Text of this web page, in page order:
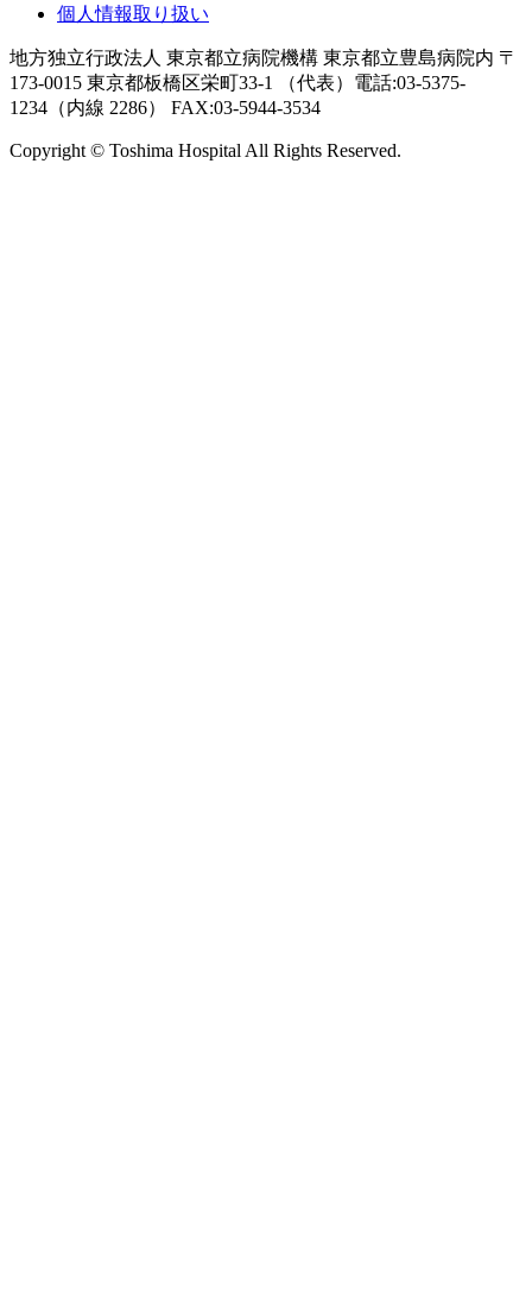
個人情報取り扱い
地方独立行政法人 東京都立病院機構 東京都立豊島病院内 〒
173-0015 東京都板橋区栄町33-1 （代表）電話:03-5375-
1234（内線 2286） FAX:03-5944-3534
Copyright © Toshima Hospital All Rights Reserved.